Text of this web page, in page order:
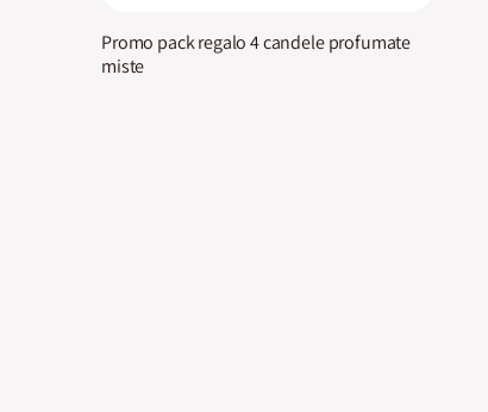
Promo pack regalo 4 candele profumate
miste